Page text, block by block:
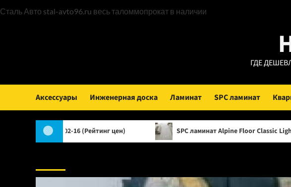
Сталь Авто stal-avto96.ru весь таломмопрокат в наличии
ГДЕ
Аксессуары Инженерная доска Ламинат SPC ламинат
1002-16 (Рейтинг цен) SPC ламинат Alpine Floor Classic Light 34 класс,